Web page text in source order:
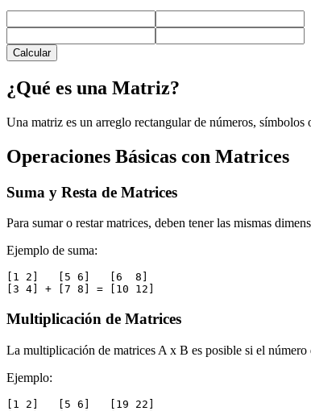
Calcular
¿Qué es una Matriz?
Una matriz es un arreglo rectangular de números,
Operaciones Básicas con Matrices
Suma y Resta de Matrices
Para sumar o restar matrices, deben tener las mismas
Ejemplo de suma:
[1 2]   [5 6]   [6  8]
Multiplicación de Matrices
La multiplicación de matrices A x B es posible si el
Ejemplo:
[1 2]   [5 6]   [19 22]